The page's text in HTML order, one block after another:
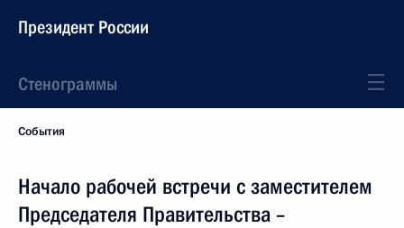
Президент России
Стенограммы
События
Начало рабочей встречи с заместителем
Председателя Правительства –